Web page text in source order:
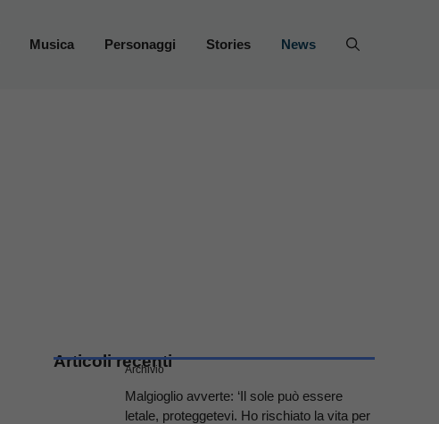
Musica Personaggi Stories News
Articoli recenti
Archivio
Malgioglio avverte: ‘Il sole può essere
letale, proteggetevi. Ho rischiato la vita per